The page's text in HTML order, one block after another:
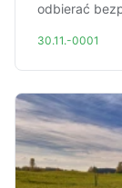
odbierać
30.11.-0001